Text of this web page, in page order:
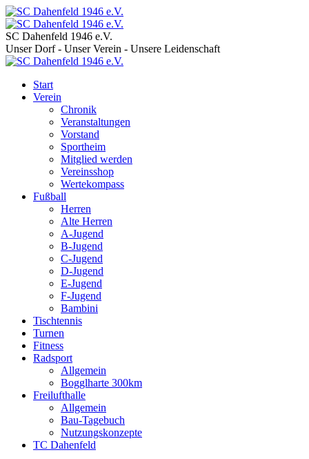
SC Dahenfeld 1946 e.V.
Unser Dorf - Unser Verein - Unsere Leidenschaft
Start
Verein
Chronik
Veranstaltungen
Vorstand
Sportheim
Mitglied werden
Vereinsshop
Wertekompass
Fußball
Herren
Alte Herren
A-Jugend
B-Jugend
C-Jugend
D-Jugend
E-Jugend
F-Jugend
Bambini
Tischtennis
Turnen
Fitness
Radsport
Allgemein
Bogglharte 300km
Freilufthalle
Allgemein
Bau-Tagebuch
Nutzungskonzepte
TC Dahenfeld